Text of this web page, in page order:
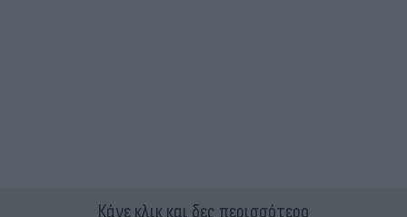
Κάνε κλικ και δες περισσότερο